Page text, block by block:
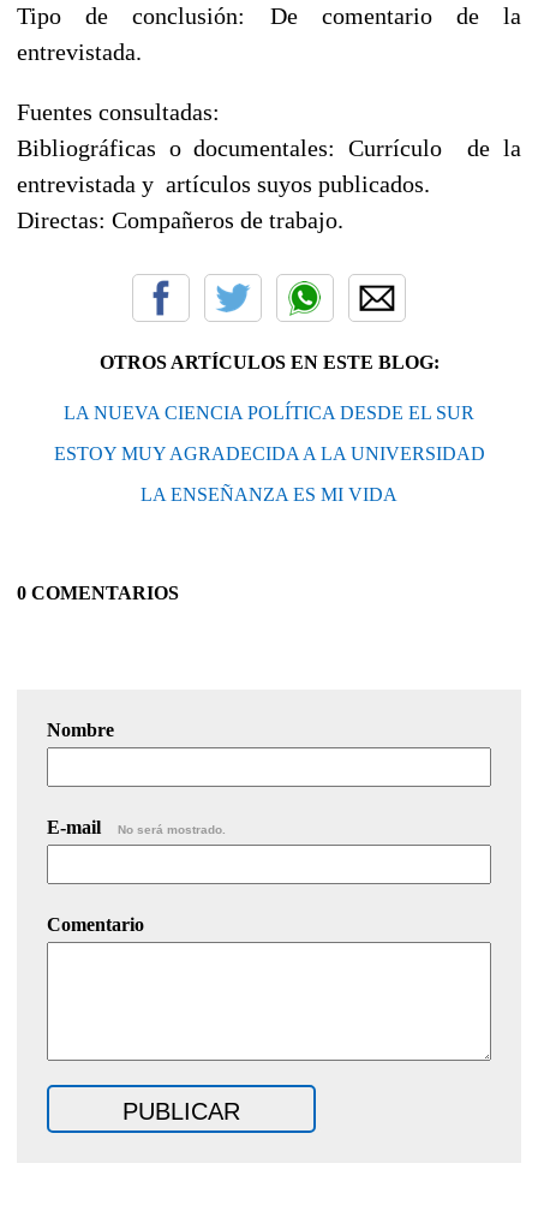
Tipo de conclusión: De comentario de la
entrevistada.
Fuentes consultadas:
Bibliográficas o documentales: Currículo de la
entrevistada y artículos suyos publicados.
Directas: Compañeros de trabajo.
OTROS ARTÍCULOS EN ESTE BLOG:
LA NUEVA CIENCIA POLÍTICA DESDE EL SUR
ESTOY MUY AGRADECIDA A LA UNIVERSIDAD
LA ENSEÑANZA ES MI VIDA
0 COMENTARIOS
Nombre
E-mail No será mostrado.
Comentario